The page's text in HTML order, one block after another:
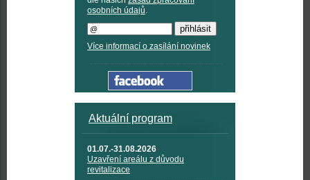
osobních údajů
Více informací o zasílání novinek
Aktuální program
01.07.-31.08.2026
Uzavření areálu z důvodu
revitalizace